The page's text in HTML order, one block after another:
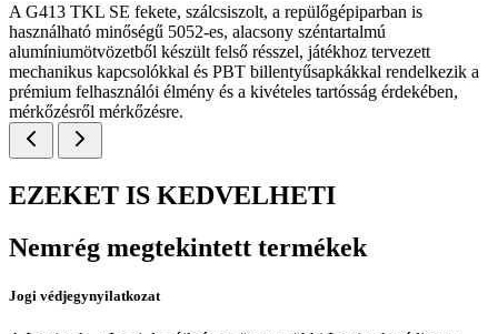
A G413 TKL SE fekete, szálcsiszolt, a repülőgépiparban is
használható minőségű 5052-es, alacsony széntartalmú
alumíniumötvözetből készült felső résszel, játékhoz tervezett
mechanikus kapcsolókkal és PBT billentyűsapkákkal rendelkezik a
prémium felhasználói élmény és a kivételes tartósság érdekében,
mérkőzésről mérkőzésre.
EZEKET IS KEDVELHETI
Nemrég megtekintett termékek
Jogi védjegynyilatkozat